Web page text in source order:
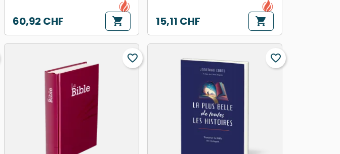
Prix
60,92 CHF shopping_cart Prix
15,11 CHF shopping_cart
favorite_border favorite_border